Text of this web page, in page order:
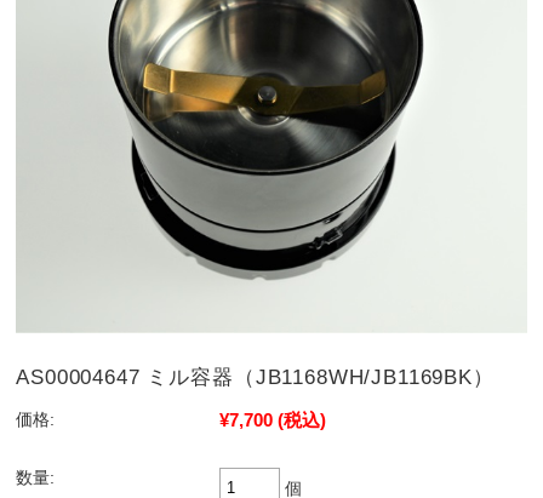
AS00004647 ミル容器（JB1168WH/JB1169BK）
価格: ¥7,700 (税込)
数量:
個